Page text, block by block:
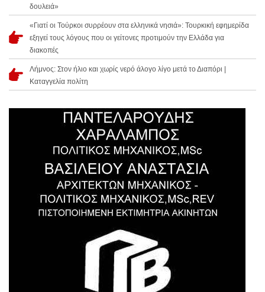
δουλειά»
«Γιατί οι Τούρκοι συρρέουν στα ελληνικά νησιά»: Τουρκική εφημερίδα
εξηγεί τους λόγους που οι γείτονες προτιμούν την Ελλάδα για
διακοπές
Λήμνος: Στον ήλιο και χωρίς νερό άλογο λίγο μετά το Διαπόρι |
Καταγγελία πολίτη